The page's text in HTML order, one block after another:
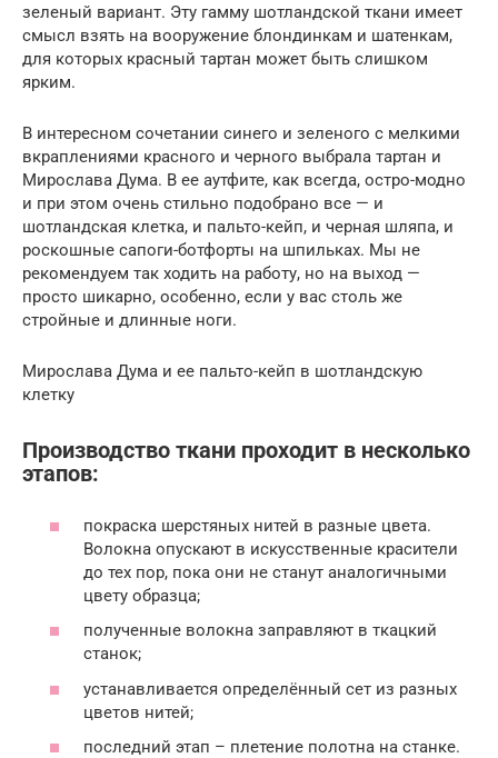
зеленый вариант. Эту гамму шотландской ткани имеет
смысл взять на вооружение блондинкам и шатенкам,
для которых красный тартан может быть слишком
ярким.
В интересном сочетании синего и зеленого с мелкими
вкраплениями красного и черного выбрала тартан и
Мирослава Дума. В ее аутфите, как всегда, остро-модно
и при этом очень стильно подобрано все — и
шотландская клетка, и пальто-кейп, и черная шляпа, и
роскошные сапоги-ботфорты на шпильках. Мы не
рекомендуем так ходить на работу, но на выход —
просто шикарно, особенно, если у вас столь же
стройные и длинные ноги.
Мирослава Дума и ее пальто-кейп в шотландскую
клетку
Производство ткани проходит в несколько
этапов:
покраска шерстяных нитей в разные цвета.
Волокна опускают в искусственные красители
до тех пор, пока они не станут аналогичными
цвету образца;
полученные волокна заправляют в ткацкий
станок;
устанавливается определённый сет из разных
цветов нитей;
последний этап – плетение полотна на станке.